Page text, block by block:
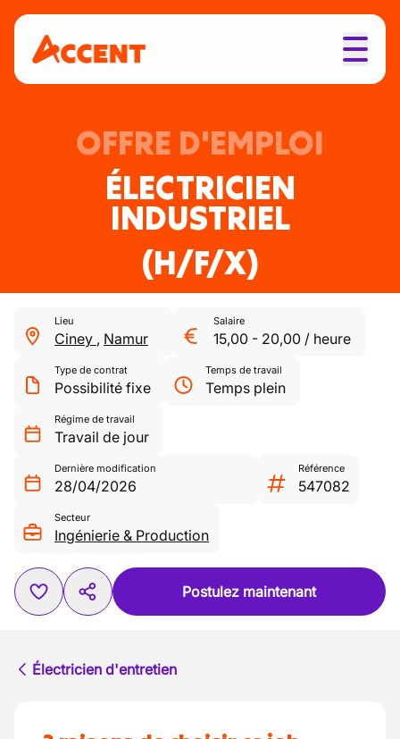
OFFRE D'EMPLOI
ÉLECTRICIEN
INDUSTRIEL
(H/F/X)
Lieu
Ciney , Namur
Salaire
15,00 - 20,00 / heure
Type de contrat
Possibilité fixe
Temps de travail
Temps plein
Régime de travail
Travail de jour
Dernière modification
28/04/2026
Référence
547082
Secteur
Ingénierie & Production
Postulez maintenant
Électricien d'entretien